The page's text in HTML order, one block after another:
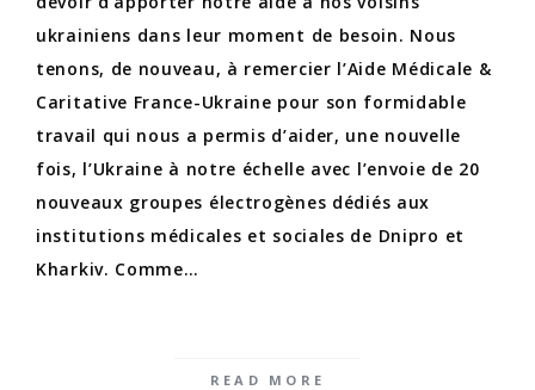
ukrainiens dans leur moment de besoin. Nous
tenons, de nouveau, à remercier l’Aide Médicale &
Caritative France-Ukraine pour son formidable
travail qui nous a permis d’aider, une nouvelle
fois, l’Ukraine à notre échelle avec l’envoie de 20
nouveaux groupes électrogènes dédiés aux
institutions médicales et sociales de Dnipro et
Kharkiv. Comme…
READ MORE